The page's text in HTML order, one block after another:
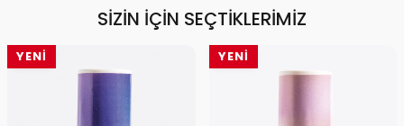
SIZIN İÇIN SEÇTIKLERIMIZ
YENI YENI